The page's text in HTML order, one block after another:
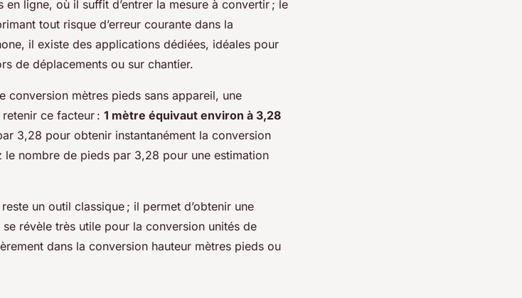
ligne, où il suffit d’entrer la mesure à convertir ; le
tout risque d’erreur courante dans la
il existe des applications dédiées, idéales pour
de déplacements ou sur chantier.
conversion mètres pieds sans appareil, une
ce facteur : 1 mètre équivaut environ à 3,28
3,28 pour obtenir instantanément la conversion
le nombre de pieds par 3,28 pour une estimation
reste un outil classique ; il permet d’obtenir une
révèle très utile pour la conversion unités de
dans la conversion hauteur mètres pieds ou